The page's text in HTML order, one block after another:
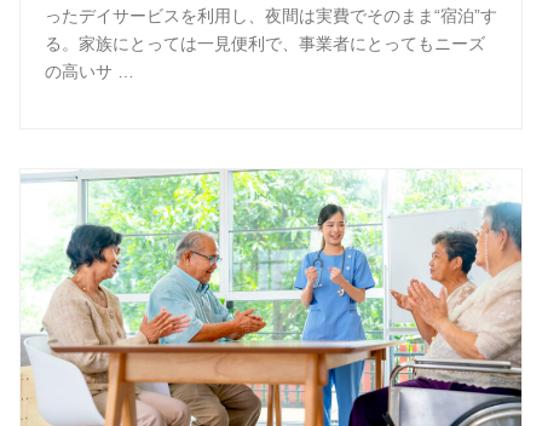
ったデイサービスを利用し、夜間は実費でそのまま“宿泊”す
る。家族にとっては一見便利で、事業者にとってもニーズ
の高いサ …